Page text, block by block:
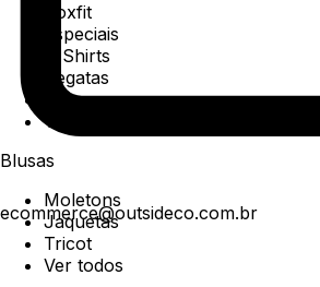
ecommerce@outsideco.com.br
Boxfit
Especiais
T-Shirts
Regatas
Polo
Ver todos
Blusas
Moletons
Jaquetas
Tricot
Ver todos